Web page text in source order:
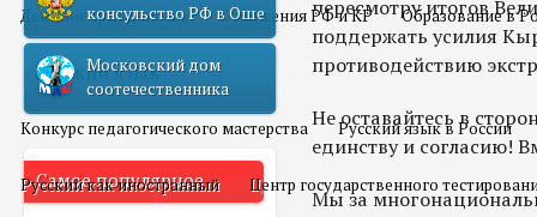
Двойное гражданство Отношения РФ и КР Образование в
Русский язык
Конкурс педагогического мастерства Русский язык в России
Русский как иностранный Центр государственного
консульство РФ в Оше
Московский дом
соотечественника
Самое популярное
пересмотру итогов
поддержать усилия
противодействию
Не оставайтесь в
единству и согласию!
Мы за